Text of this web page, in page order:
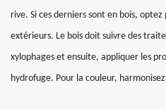
rive. Si ces derniers sont en bois,
extérieurs. Le bois doit suivre des
xylophages et ensuite, appliquer les
hydrofuge. Pour la couleur,